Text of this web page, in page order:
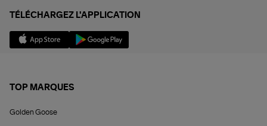
TÉLÉCHARGEZ L'APPLICATION
TOP MARQUES
Golden Goose